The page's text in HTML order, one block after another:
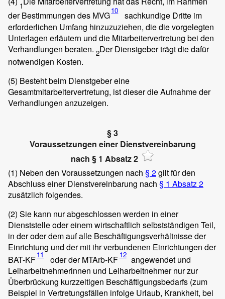
1
der Bestimmungen des MVG10
sachkundige Dritte im
erforderlichen Umfang hinzuzuziehen, die die vorgelegten
Unterlagen erläutern und die Mitarbeitervertretung bei den
Verhandlungen beraten. 2Der Dienstgeber trägt die dafür
notwendigen Kosten.
(5) Besteht beim Dienstgeber eine
Gesamtmitarbeitervertretung, ist dieser die Aufnahme der
Verhandlungen anzuzeigen.
§ 3
Voraussetzungen einer Dienstvereinbarung
nach § 1 Absatz 2
(1) Neben den Voraussetzungen nach § 2gilt für den
Abschluss einer Dienstvereinbarung nach § 1 Absatz 2
zusätzlich folgendes.
(2) Sie kann nur abgeschlossen werden in einer
Dienststelle oder einem wirtschaftlich selbstständigen Teil,
in der oder dem auf alle Beschäftigungsverhältnisse der
Einrichtung und der mit ihr verbundenen Einrichtungen der
BAT-KF11 oder der MTArb-KF 12 angewendet und
Leiharbeitnehmerinnen und Leiharbeitnehmer nur zur
Überbrückung kurzzeitigen Beschäftigungsbedarfs (zum
Beispiel in Vertretungsfällen infolge Urlaub, Krankheit, bei